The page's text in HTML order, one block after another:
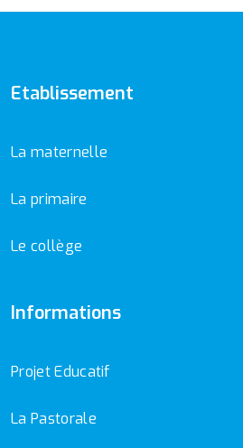
Etablissement
La maternelle
La primaire
Le collège
Informations
Projet Educatif
La Pastorale